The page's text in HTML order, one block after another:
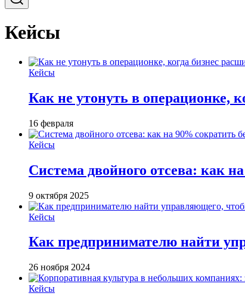
Кейсы
Кейсы
Как не утонуть в операционке,
16 февраля
Кейсы
Система двойного отсева: как
9 октября 2025
Кейсы
Как предпринимателю найти
26 ноября 2024
Кейсы